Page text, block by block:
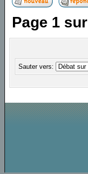
Page 1 sur
Sauter vers: